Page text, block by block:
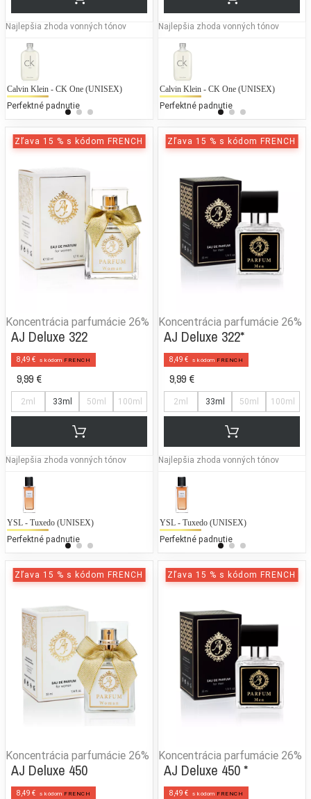
Najlepšia zhoda vonných tónov
Calvin Klein - CK One (UNISEX)
Perfektné padnutie
Guerlain - Shalimar
50 % bežných vonných tónov
Najlepšia zhoda vonných tónov
Calvin Klein - CK One (UNISEX)
Perfektné padnutie
Zľava 15 % s kódom FRENCH
Koncentrácia parfumácie 26%
AJ Deluxe 322
8,49 € s kódom FRENCH
9,99 €
2ml 33ml 50ml 100ml
Najlepšia zhoda vonných tónov
YSL - Tuxedo (UNISEX)
Perfektné padnutie
Mexx - Woman
25 % bežných vonných tónov
Zľava 15 % s kódom FRENCH
Koncentrácia parfumácie 26%
AJ Deluxe 322*
8,49 € s kódom FRENCH
9,99 €
2ml 33ml 50ml 100ml
Najlepšia zhoda vonných tónov
YSL - Tuxedo (UNISEX)
Perfektné padnutie
Zľava 15 % s kódom FRENCH
Koncentrácia parfumácie 26%
AJ Deluxe 450
8,49 € s kódom FRENCH
Zľava 15 % s kódom FRENCH
Koncentrácia parfumácie 26%
AJ Deluxe 450 *
8,49 € s kódom FRENCH